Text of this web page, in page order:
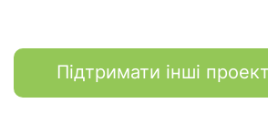
Підтримати інші